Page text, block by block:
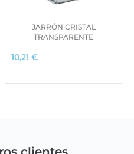
JARRÓN CRISTAL
TRANSPARENTE
10,21 €